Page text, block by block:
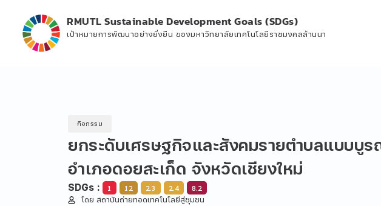
RMUTL Sustainable Development Goals (SDGs)
เป้าหมายการพัฒนาอย่างยั่งยืน ของมหาวิทยาลัยเทคโนโลยีราชมงคลล้านนา
กิจกรรม
ยกระดับเศรษฐกิจและสังคมรายตำบลแบบบู
อำเภอดอยสะเก็ด จังหวัดเชียงใหม่
SDGs : 1 12 2.3 2.4 8.2
โดย สถาบันถ่ายทอดเทคโนโลยีสู่ชุมชน